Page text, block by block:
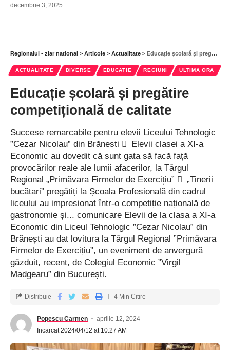
decembrie 3, 2025
Regionalul - ziar national > Articole > Actualitate > Educație școlară și pregătire competițională de calitate
ACTUALITATE DIVERSE EDUCATIE REGIUNI ULTIMA ORA
Educație școlară și pregătire
competițională de calitate
Succese remarcabile pentru elevii Liceului Tehnologic
”Cezar Nicolau” din Brănești  Elevii clasei a XI-a
Economic au dovedit că sunt gata să facă față
provocărilor reale ale lumii afacerilor, la Târgul
Regional „Primăvara Firmelor de Exercițiu”  „Tinerii
bucătari” pregătiți la Școala Profesională din cadrul
liceului au impresionat într-o competiție națională de
gastronomie și... comunicare Elevii de la clasa a XI-a
Economic din Liceul Tehnologic ”Cezar Nicolau” din
Brănești au dat lovitura la Târgul Regional ”Primăvara
Firmelor de Exercițiu”, un eveniment de anvergură
găzduit, recent, de Colegiul Economic ”Virgil
Madgearu” din București.
Popescu Carmen
aprilie 12, 2024
Incarcat 2024/04/12 at 10:27 AM
Distribuie 4 Min Citire